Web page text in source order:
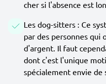
cher si l'absence est
Les dog-sitters : Ce
par des personnes qui
d'argent. Il faut
dont c'est l'unique
spécialement envie de